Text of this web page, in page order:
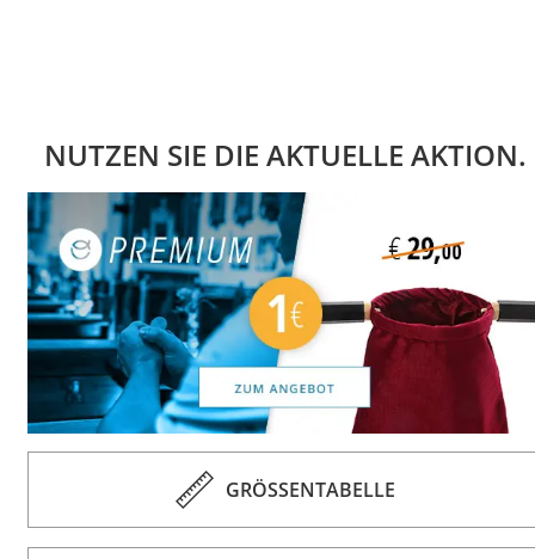
NUTZEN SIE DIE AKTUELLE AKTION.
GRÖSSENTABELLE